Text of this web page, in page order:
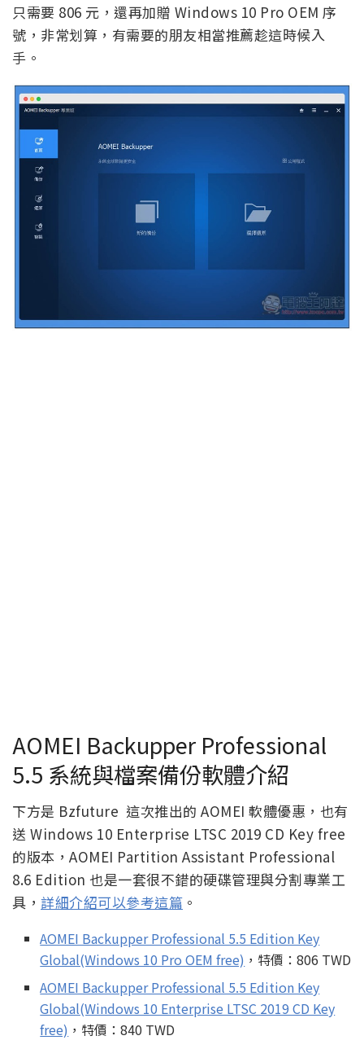
只需要 806 元，還再加贈 Windows 10 Pro OEM 序
號，非常划算，有需要的朋友相當推薦趁這時候入
手。
AOMEI Backupper Professional
5.5 系統與檔案備份軟體介紹
下方是 Bzfuture 這次推出的 AOMEI 軟體優惠，也有
送 Windows 10 Enterprise LTSC 2019 CD Key free
的版本，AOMEI Partition Assistant Professional
8.6 Edition 也是一套很不錯的硬碟管理與分割專業工
具， 詳細介紹可以參考這篇 。
AOMEI Backupper Professional 5.5 Edition Key
Global(Windows 10 Pro OEM free) ，特價：806 TWD
AOMEI Backupper Professional 5.5 Edition Key
Global(Windows 10 Enterprise LTSC 2019 CD Key
free) ，特價：840 TWD